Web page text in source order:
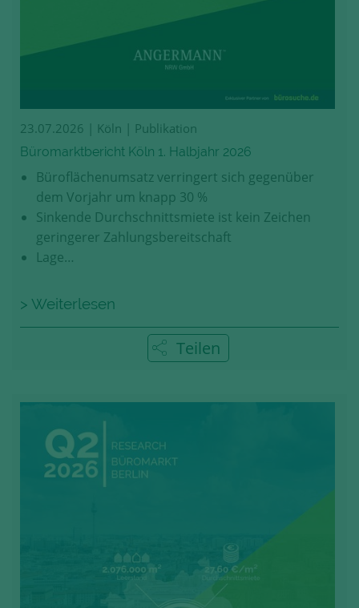
23.07.2026 | Köln | Publikation
Büromarktbericht Köln 1. Halbjahr 2026
Büroflächenumsatz verringert sich gegenüber
dem Vorjahr um knapp 30 %
Sinkende Durchschnittsmiete ist kein Zeichen
geringerer Zahlungsbereitschaft
Lage…
> Weiterlesen
Teilen